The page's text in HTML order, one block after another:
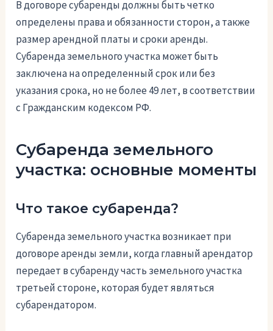
В договоре субаренды должны быть четко
определены права и обязанности сторон, а также
размер арендной платы и сроки аренды.
Субаренда земельного участка может быть
заключена на определенный срок или без
указания срока, но не более 49 лет, в соответствии
с Гражданским кодексом РФ.
Субаренда земельного
участка: основные моменты
Что такое субаренда?
Субаренда земельного участка возникает при
договоре аренды земли, когда главный арендатор
передает в субаренду часть земельного участка
третьей стороне, которая будет являться
субарендатором.